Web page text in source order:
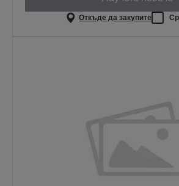
Откъде да закупите